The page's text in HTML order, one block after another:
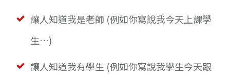
讓人知道我是老師 (例如你寫說我今天上課學
生…)
讓人知道我有學生 (例如你寫說我學生今天跟